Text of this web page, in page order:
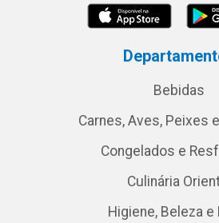
Bebidas
Carnes, Aves, Peixes
Congelados e
Culinária
Higiene, Beleza e